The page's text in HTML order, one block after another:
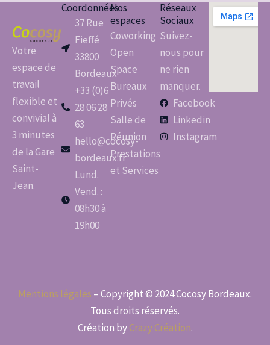
Votre
espace de
travail
flexible et
convivial à
3 minutes
de la Gare
Saint-
Jean.
Coordonnées
37 Rue
Fieffé
33800
Bordeaux
+33 (0)6
28 06 28
63
hello@cocosy-
bordeaux.fr
Lund.
Vend. :
08h30 à
19h00
Nos
espaces
Coworking
Open
Space
Bureaux
Privés
Salle de
Réunion
Prestations
et Services
Réseaux
Sociaux
Suivez-
nous pour
ne rien
manquer.
Facebook
Linkedin
Instagram
Mentions légales – Copyright © 2024 Cocosy Bordeaux.
Tous droits réservés.
Création byCrazy Création.